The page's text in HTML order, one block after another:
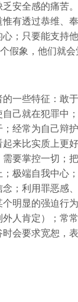
安全感的痛苦
有透过恭维、
；只要能支持
假象，他们就
的一些特征：敢
自己就在犯罪中
经常为自己辩
起来比实质上更
需要掌控一切；
；极端自我中心
念；利用罪恶感
明显的强迫行
人肯定）；常
会要求宽恕，